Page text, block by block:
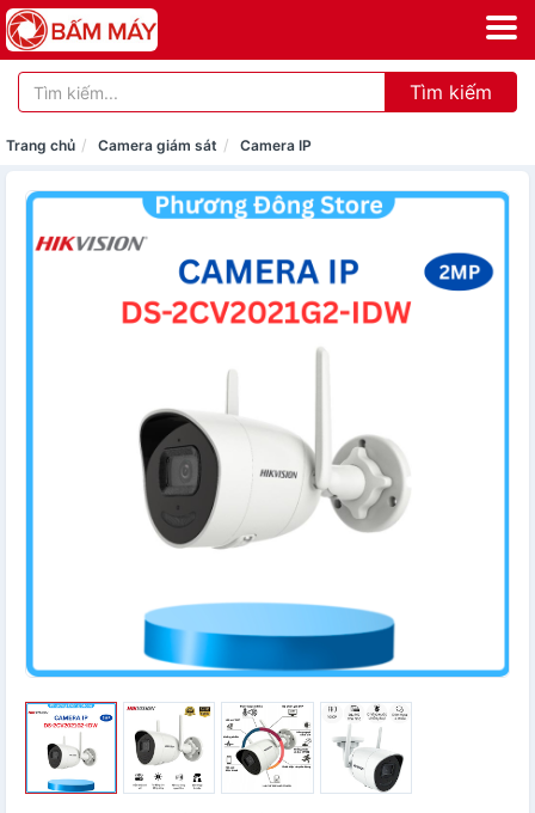
Tìm kiếm
Trang chủ Camera giám sát Camera IP